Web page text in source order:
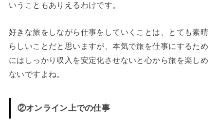
いうこともありえるわけです。
好きな旅をしながら仕事をしていくことは、とても素晴
らしいことだと思いますが、本気で旅を仕事にするため
にはしっかり収入を安定化させないと心から旅を楽しめ
ないですよね。
②オンライン上での仕事